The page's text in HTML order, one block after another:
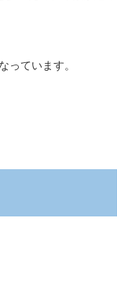
っています。